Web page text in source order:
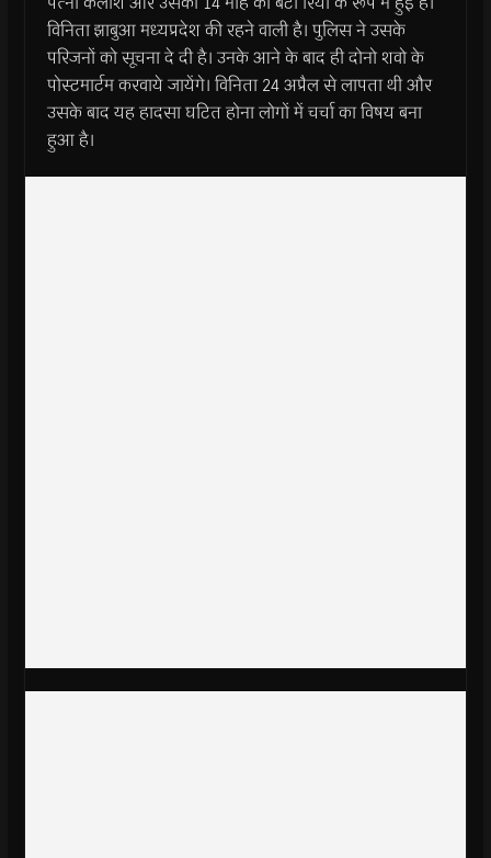
विनिता झाबुआ मध्यप्रदेश की रहने वाली है। पुलिस ने उसके
परिजनों को सूचना दे दी है। उनके आने के बाद ही दोनो शवो के
पोस्टमार्टम करवाये जायेंगे। विनिता 24 अप्रैल से लापता थी और
उसके बाद यह हादसा घटित होना लोगों में चर्चा का विषय बना
हुआ है।